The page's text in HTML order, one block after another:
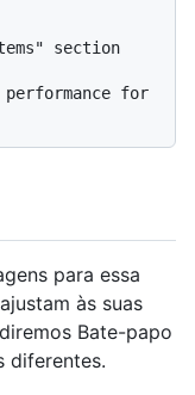
section
for
para essa
às suas
Bate-papo
diferentes.